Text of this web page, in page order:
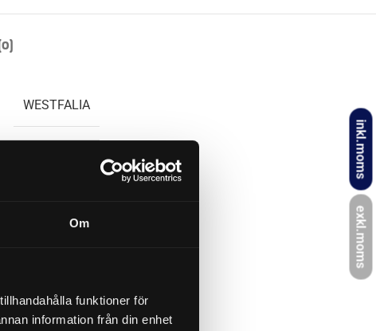
Om
funktioner för
information från din enhet
inkl.moms
exkl.moms
WESTFALIA
WAE 2000